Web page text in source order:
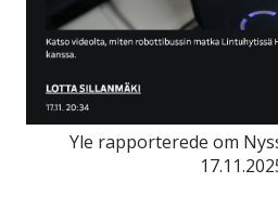
Yle rapporterede om